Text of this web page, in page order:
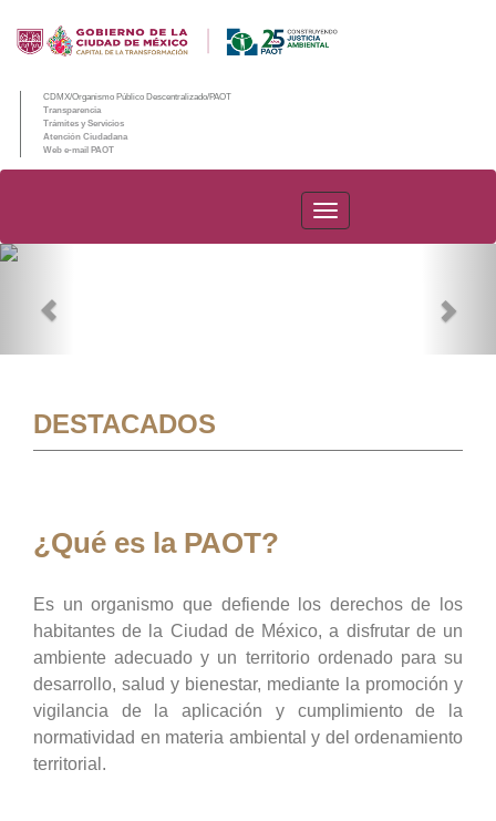
CDMX/Organismo Público Descentralizado/PAOT
Transparencia
Trámites y Servicios
Atención Ciudadana
Web e-mail PAOT
PAOT
DESTACADOS
¿Qué es la PAOT?
Es un organismo que defiende los derechos de los
habitantes de la Ciudad de México, a disfrutar de un
ambiente adecuado y un territorio ordenado para su
desarrollo, salud y bienestar, mediante la promoción y
vigilancia de la aplicación y cumplimiento de la
normatividad en materia ambiental y del ordenamiento
territorial.